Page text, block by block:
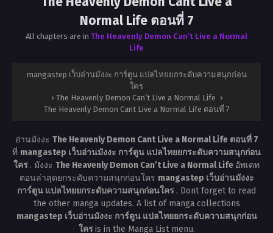
Normal Life ตอนที่ 7
All chapters are in The Heavenly Demon Can’t Live a Normal
Life
mangastep เว็บอ่านมังงะ การ์ตูน แปลไทยยกระดับความสนุกก่อน
ใคร
› The Heavenly Demon Can’t Live a Normal Life ›
The Heavenly Demon Cant Live a Normal Life ตอนที่ 7
อ่านมังงะ The Heavenly Demon Cant Live a Normal Life ตอนที่ 7
ที่ mangastep เว็บอ่านมังงะ การ์ตูน แปลไทยยกระดับความสนุกก่อน
ใคร . มังงะ The Heavenly Demon Can’t Live a Normal Life อัพเดท
ตอนล่าสุดยกระดับความสนุกก่อนใคร mangastep เว็บอ่านมังงะ
การ์ตูน แปลไทยยกระดับความสนุกก่อนใคร . Dont forget to read
the other manga updates. A list of manga collections
mangastep เว็บอ่านมังงะ การ์ตูน แปลไทยยกระดับความสนุกก่อน
ใครis in the Manga List menu.